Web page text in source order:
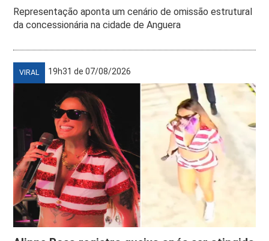
Representação aponta um cenário de omissão estrutural
da concessionária na cidade de Anguera
VIRAL 19h31 de 07/08/2026